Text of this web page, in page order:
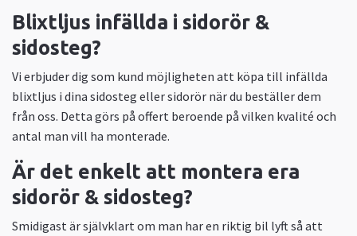
Blixtljus infällda i sidorör &
sidosteg?
Vi erbjuder dig som kund möjligheten att köpa till infällda
blixtljus i dina sidosteg eller sidorör när du beställer dem
från oss. Detta görs på offert beroende på vilken kvalité och
antal man vill ha monterade.
Är det enkelt att montera era
sidorör & sidosteg?
Smidigast är självklart om man har en riktig bil lyft så att